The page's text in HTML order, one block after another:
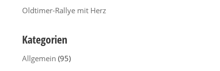
Oldtimer-Rallye mit Herz
Kategorien
Allgemein (95)